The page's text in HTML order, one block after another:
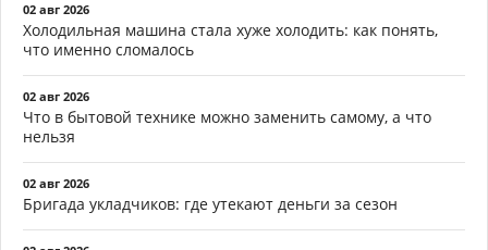
02 авг 2026
Холодильная машина стала хуже холодить: как понять,
что именно сломалось
02 авг 2026
Что в бытовой технике можно заменить самому, а что
нельзя
02 авг 2026
Бригада укладчиков: где утекают деньги за сезон